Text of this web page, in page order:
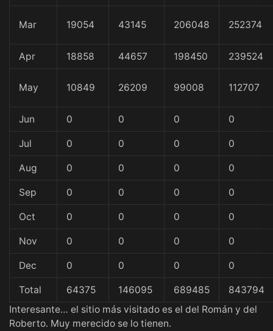
Mar 19054 43145 206048 252374
Apr 18858 44657 198450 239524
May 10849 26209 99008 112707
Jun 0 0 0 0
Jul 0 0 0 0
Aug 0 0 0 0
Sep 0 0 0 0
Oct 0 0 0 0
Nov 0 0 0 0
Dec 0 0 0 0
Total 64375 146095 689485
843794
Interesante… el sitio más visitado es el del Román y del
Roberto. Muy merecido se lo tienen.